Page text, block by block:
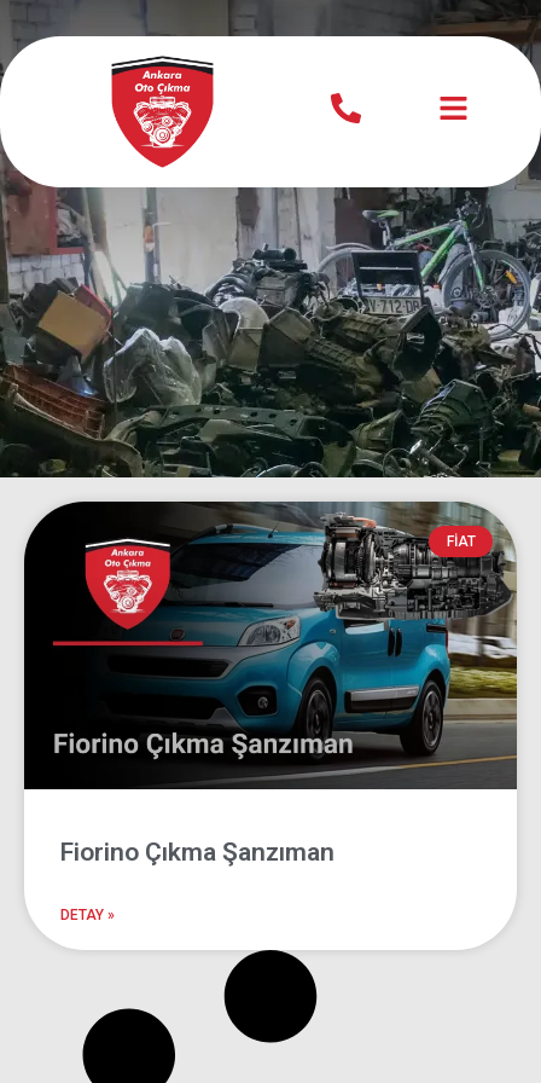
Fiorino Çıkma
Şanzıman
Ankara Oto Çıkma
FIAT
Fiorino Çıkma Şanzıman
DETAY »